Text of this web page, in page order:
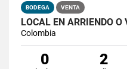
BODEGA VENTA
LOCAL EN ARRIENDO O
Colombia
0 2